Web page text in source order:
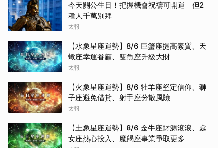
今天關公生日！把握機會祝禱可開運 但2
種人千萬別拜
太報
【水象星座運勢】8/6 巨蟹座提高素質、天
蠍座幸運眷顧、雙魚座升級大財
太報
【火象星座運勢】8/6 牡羊座堅定信仰、獅
子座避免借貸、射手座分散風險
太報
【土象星座運勢】8/6 金牛座財源滾滾、處
女座熱心投入、魔羯座事業爭取更多